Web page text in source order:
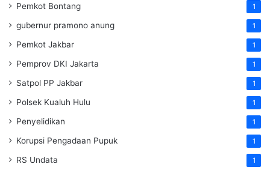
Pemkot Bontang 1
gubernur pramono anung 1
Pemkot Jakbar 1
Pemprov DKI Jakarta 1
Satpol PP Jakbar 1
Polsek Kualuh Hulu 1
Penyelidikan 1
Korupsi Pengadaan Pupuk 1
RS Undata 1